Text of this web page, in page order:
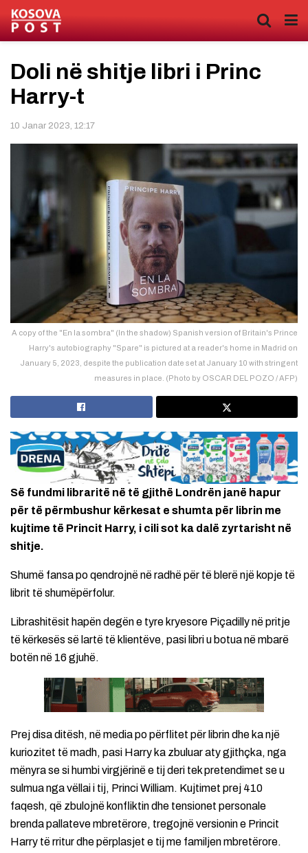
Doli në shitje libri i Princ
Harry-t
10 Janar 2023, 12:17
A copy of the "En la sombra" (In the shadow) Spanish version of Britain's Prince
Harry's autobiography "Spare" is pictured at a reader's home in Madrid on
January 5, 2023, despite the publication date set at January 10 with stringent
measures in place. (Photo by OSCAR DEL POZO / AFP)
Së fundmi libraritë në të gjithë Londrën janë hapur
për të përmbushur kërkesat e shumta për librin me
kujtime të Princit Harry, i cili sot ka dalë zyrtarisht në
shitje.
Shumë fansa po qendrojnë në radhë për të blerë një kopje të
librit të shumëpërfolur.
Librashitësit hapën degën e tyre kryesore Piçadilly në pritje
të kërkesës së lartë të klientëve, pasi libri u botua në mbarë
botën në 16 gjuhë.
Prej disa ditësh, në media po përflitet për librin dhe ka një
kuriozitet të madh, pasi Harry ka zbuluar aty gjithçka, nga
mënyra se si humbi virgjërinë e tij deri tek pretendimet se u
sulmua nga vëllai i tij, Princi William. Kujtimet prej 410
faqesh, që zbulojnë konfliktin dhe tensionet personale
brenda pallateve mbretërore, tregojnë versionin e Princit
Harry të rritur dhe përplasjet e tij me familjen mbretërore.